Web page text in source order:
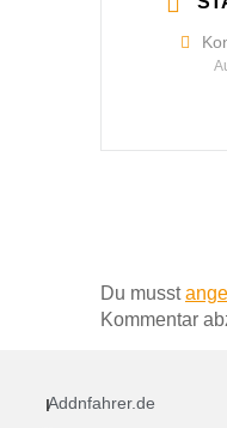
Du musst
Kommentar
Addnfahrer.de
I